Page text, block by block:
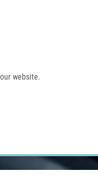
website.